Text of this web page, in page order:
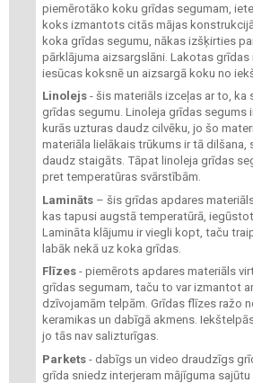
piemērotāko koku grīdas segumam,
koks izmantots citās mājas
koka grīdas segumu, nākas izšķirties
pārklājuma aizsargslāni. Lakotas
iesūcas koksnē un aizsargā koku no
Linolejs - šis materiāls izceļas ar to, ka
grīdas segumu. Linoleja grīdas segums
kurās uzturas daudz cilvēku, jo šo
materiāla lielākais trūkums ir tā dilšana,
daudz staigāts. Tāpat linoleja grīdas
pret temperatūras svārstībām.
Lamināts – šis grīdas apdares
kas tapusi augstā temperatūrā,
Lamināta klājumu ir viegli kopt, taču
labāk nekā uz koka grīdas.
Flīzes - piemērots apdares materiāls
grīdas segumam, taču to var izmantot
dzīvojamām telpām. Grīdas flīzes ražo
keramikas un dabīgā akmens.
jo tās nav salizturīgas.
Parkets - dabīgs un video draudzīgs
grīda sniedz interjeram mājīguma